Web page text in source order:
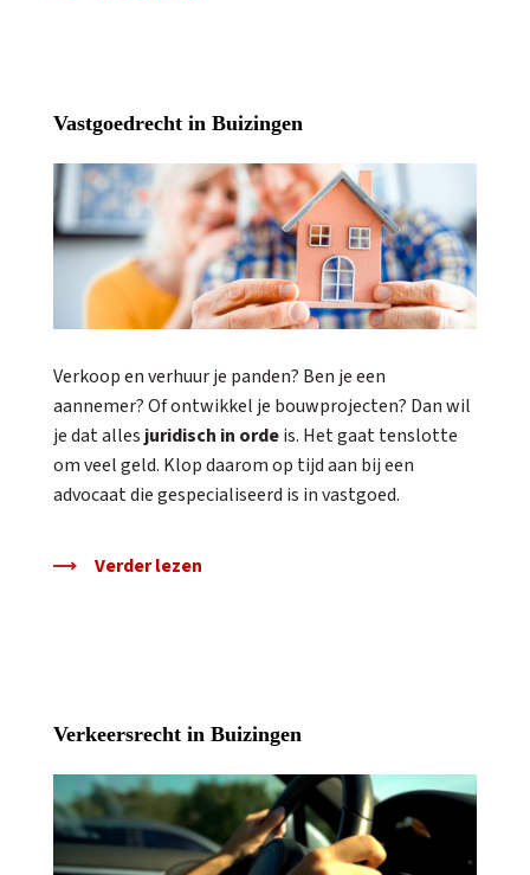
Vastgoedrecht in Buizingen
Verkoop en verhuur je panden? Ben je een
aannemer? Of ontwikkel je bouwprojecten? Dan wil
je dat alles juridisch in ordeis. Het gaat tenslotte
om veel geld. Klop daarom op tijd aan bij een
advocaat die gespecialiseerd is in vastgoed.
Verder lezen
Verkeersrecht in Buizingen